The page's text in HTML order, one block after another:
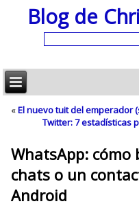
Blog de
«El nuevo tuit del emperador
Twitter: 7 estadísticas
WhatsApp:
chats o un
Android